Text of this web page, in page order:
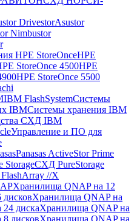
DrivestorAsustor
Nimbustor
HPE StoreOnceHPE
StoreOnce 4500HPE
HPE StoreOnce 5500
IBM FlashSystemСистемы
IBMСистемы хранения IBM
СХД IBM
Управление и ПО для
Panasas ActiveStor Prime
StorageСХД PureStorage
//X
Хранилища QNAP на 12
Хранилища QNAP на
дискаХранилища QNAP на
дисковХранилища QNAP на